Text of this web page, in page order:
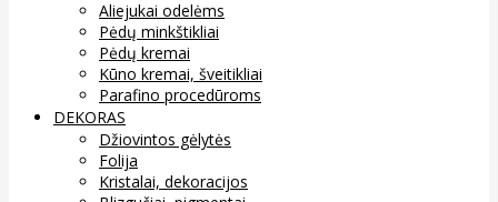
Aliejukai odelėms
Pėdų minkštikliai
Pėdų kremai
Kūno kremai, šveitikliai
Parafino procedūroms
DEKORAS
Džiovintos gėlytės
Folija
Kristalai, dekoracijos